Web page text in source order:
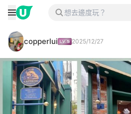
copperlui 2025/12/27